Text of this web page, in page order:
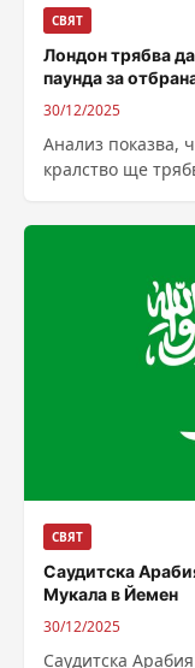
СВЯТ
Лондон трябва
паунда за
30/12/2025
Анализ показва,
кралство ще
СВЯТ
Саудитска
Мукала в Йемен
30/12/2025
Саудитска